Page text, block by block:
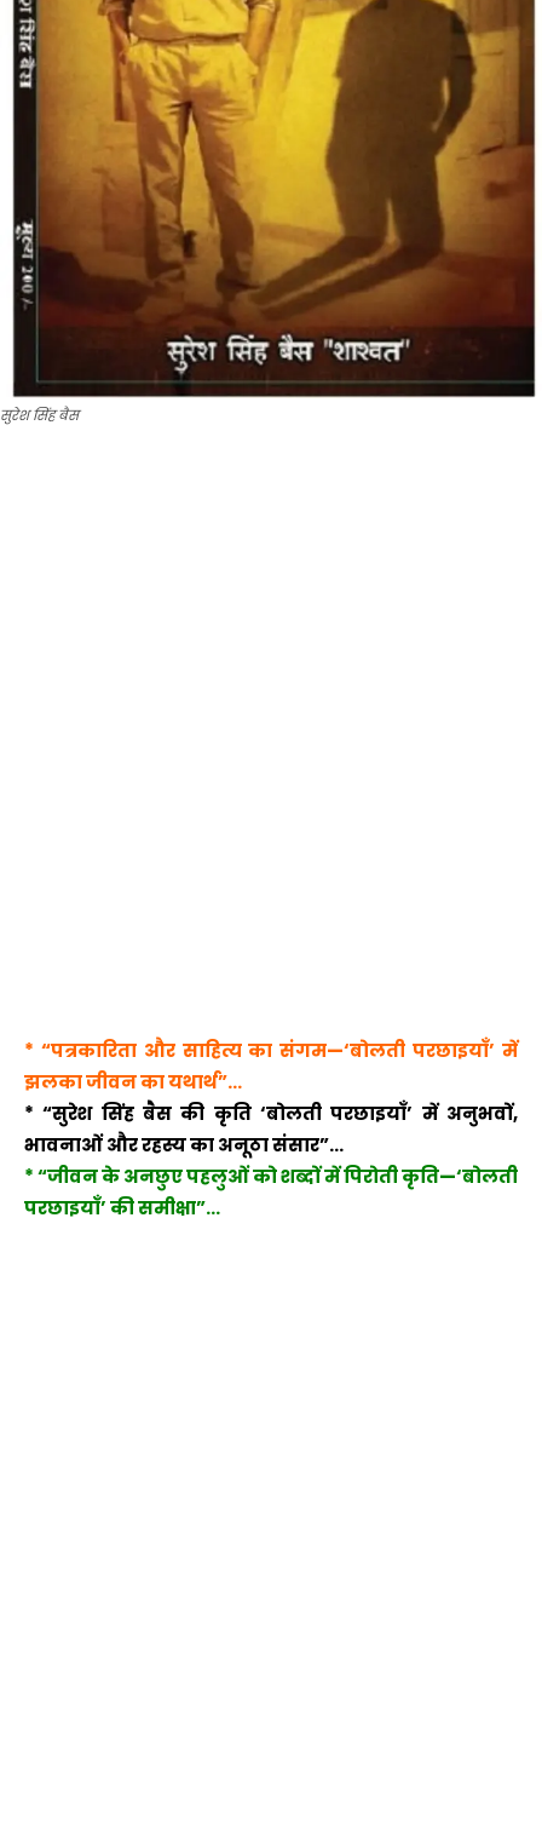
सुरेश सिंह बैस
* “पत्रकारिता और साहित्य का संगम—‘बोलती परछाइयाँ’ में
झलका जीवन का यथार्थ”…
* “सुरेश सिंह बैस की कृति ‘बोलती परछाइयाँ’ में अनुभवों,
भावनाओं और रहस्य का अनूठा संसार”…
* “जीवन के अनछुए पहलुओं को शब्दों में पिरोती कृति—‘बोलती
परछाइयाँ’ की समीक्षा”…